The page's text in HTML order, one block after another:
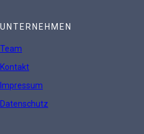
UNTERNEHMEN
Team
Kontakt
Impressum
Datenschutz